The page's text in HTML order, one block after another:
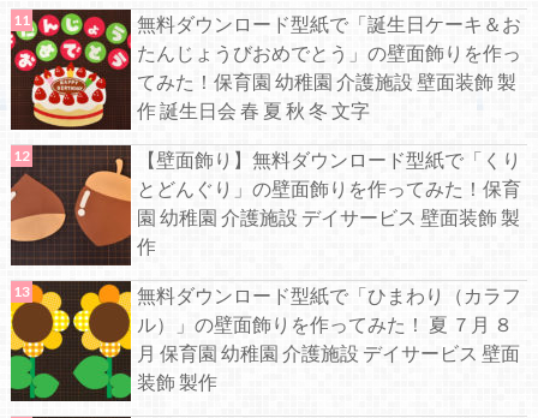
無料ダウンロード型紙で「誕生日ケーキ＆お
たんじょうびおめでとう」の壁面飾りを作っ
てみた！保育園 幼稚園 介護施設 壁面装飾 製
作 誕生日会 春 夏 秋 冬 文字
【壁面飾り】無料ダウンロード型紙で「くり
とどんぐり」の壁面飾りを作ってみた！保育
園 幼稚園 介護施設 デイサービス 壁面装飾 製
作
無料ダウンロード型紙で「ひまわり（カラフ
ル）」の壁面飾りを作ってみた！ 夏 ７月 ８
月 保育園 幼稚園 介護施設 デイサービス 壁面
装飾 製作